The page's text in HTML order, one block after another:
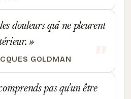
douleurs qui ne pleurent
GOLDMAN
pas qu'un être